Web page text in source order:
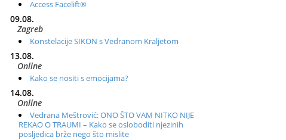
Access Facelift®
09.08.
Zagreb
Konstelacije SIKON s Vedranom Kraljetom
13.08.
Online
Kako se nositi s emocijama?
14.08.
Online
Vedrana Meštrović: ONO ŠTO VAM NITKO NIJE
REKAO O TRAUMI – Kako se osloboditi njezinih
posljedica brže nego što mislite